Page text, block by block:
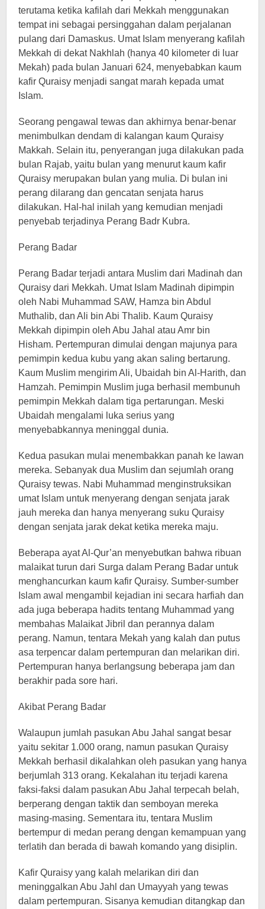
terutama ketika kafilah dari Mekkah menggunakan
tempat ini sebagai persinggahan dalam perjalanan
pulang dari Damaskus. Umat ​​Islam menyerang kafilah
Mekkah di dekat Nakhlah (hanya 40 kilometer di luar
Mekah) pada bulan Januari 624, menyebabkan kaum
kafir Quraisy menjadi sangat marah kepada umat
Islam.
Seorang pengawal tewas dan akhirnya benar-benar
menimbulkan dendam di kalangan kaum Quraisy
Makkah. Selain itu, penyerangan juga dilakukan pada
bulan Rajab, yaitu bulan yang menurut kaum kafir
Quraisy merupakan bulan yang mulia. Di bulan ini
perang dilarang dan gencatan senjata harus
dilakukan. Hal-hal inilah yang kemudian menjadi
penyebab terjadinya Perang Badr Kubra.
Perang Badar
Perang Badar terjadi antara Muslim dari Madinah dan
Quraisy dari Mekkah. Umat ​​Islam Madinah dipimpin
oleh Nabi Muhammad SAW, Hamza bin Abdul
Muthalib, dan Ali bin Abi Thalib. Kaum Quraisy
Mekkah dipimpin oleh Abu Jahal atau Amr bin
Hisham. Pertempuran dimulai dengan majunya para
pemimpin kedua kubu yang akan saling bertarung.
Kaum Muslim mengirim Ali, Ubaidah bin Al-Harith, dan
Hamzah. Pemimpin Muslim juga berhasil membunuh
pemimpin Mekkah dalam tiga pertarungan. Meski
Ubaidah mengalami luka serius yang
menyebabkannya meninggal dunia.
Kedua pasukan mulai menembakkan panah ke lawan
mereka. Sebanyak dua Muslim dan sejumlah orang
Quraisy tewas. Nabi Muhammad menginstruksikan
umat Islam untuk menyerang dengan senjata jarak
jauh mereka dan hanya menyerang suku Quraisy
dengan senjata jarak dekat ketika mereka maju.
Beberapa ayat Al-Qur’an menyebutkan bahwa ribuan
malaikat turun dari Surga dalam Perang Badar untuk
menghancurkan kaum kafir Quraisy. Sumber-sumber
Islam awal mengambil kejadian ini secara harfiah dan
ada juga beberapa hadits tentang Muhammad yang
membahas Malaikat Jibril dan perannya dalam
perang. Namun, tentara Mekah yang kalah dan putus
asa terpencar dalam pertempuran dan melarikan diri.
Pertempuran hanya berlangsung beberapa jam dan
berakhir pada sore hari.
Akibat Perang Badar
Walaupun jumlah pasukan Abu Jahal sangat besar
yaitu sekitar 1.000 orang, namun pasukan Quraisy
Mekkah berhasil dikalahkan oleh pasukan yang hanya
berjumlah 313 orang. Kekalahan itu terjadi karena
faksi-faksi dalam pasukan Abu Jahal terpecah belah,
berperang dengan taktik dan semboyan mereka
masing-masing. Sementara itu, tentara Muslim
bertempur di medan perang dengan kemampuan yang
terlatih dan berada di bawah komando yang disiplin.
Kafir Quraisy yang kalah melarikan diri dan
meninggalkan Abu Jahl dan Umayyah yang tewas
dalam pertempuran. Sisanya kemudian ditangkap dan